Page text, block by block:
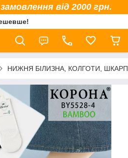
від 2000 грн.
НИЖНЯ БІЛИЗНА, КОЛГОТИ,